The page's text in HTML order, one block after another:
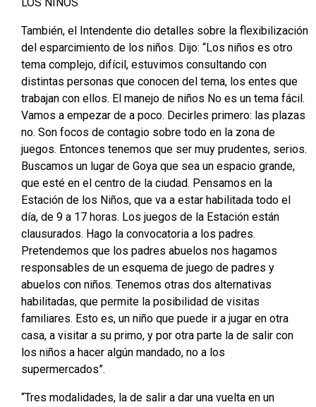
También, el Intendente dio detalles sobre la flexibilización
del esparcimiento de los niños. Dijo: “Los niños es otro
tema complejo, difícil, estuvimos consultando con
distintas personas que conocen del tema, los entes que
trabajan con ellos. El manejo de niños No es un tema fácil.
Vamos a empezar de a poco. Decirles primero: las plazas
no. Son focos de contagio sobre todo en la zona de
juegos. Entonces tenemos que ser muy prudentes, serios.
Buscamos un lugar de Goya que sea un espacio grande,
que esté en el centro de la ciudad. Pensamos en la
Estación de los Niños, que va a estar habilitada todo el
día, de 9 a 17 horas. Los juegos de la Estación están
clausurados. Hago la convocatoria a los padres.
Pretendemos que los padres abuelos nos hagamos
responsables de un esquema de juego de padres y
abuelos con niños. Tenemos otras dos alternativas
habilitadas, que permite la posibilidad de visitas
familiares. Esto es, un niño que puede ir a jugar en otra
casa, a visitar a su primo, y por otra parte la de salir con
los niños a hacer algún mandado, no a los
supermercados”.
“Tres modalidades, la de salir a dar una vuelta en un